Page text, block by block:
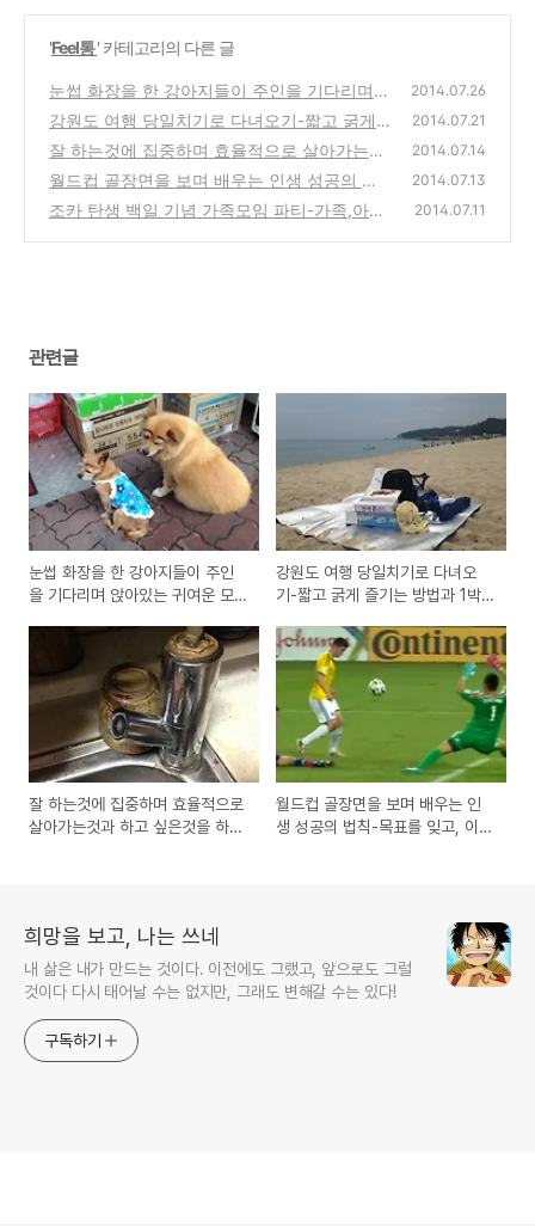
'Feel통' 카테고리의 다른 글
눈썹 화장을 한 강아지들이 주인을 기다리며
앉아있는 귀여운 모습 동영상
(2)
2014.07.26
강원도 여행 당일치기로 다녀오기-짧고 굵게
즐기는 방법과 1박2일과 비교, 장단점
(2)
2014.07.21
잘 하는것에 집중하며 효율적으로 살아가는것
과 하고 싶은것을 하면서 사는 삶
(0)
2014.07.14
월드컵 골장면을 보며 배우는 인생 성공의 법
칙-목표를 잊고, 이 순간에 집중하자!
(0)
2014.07.13
조카 탄생 백일 기념 가족모임 파티-가족,아이
2014.07.11
관련글
눈썹 화장을 한 강아지들이 주인
을 기다리며 앉아있는 귀여운 모
강원도 여행 당일치기로 다녀오
기-짧고 굵게 즐기는 방법과 1박2
잘 하는것에 집중하며 효율적으로
살아가는것과 하고 싶은것을 하면
월드컵 골장면을 보며 배우는 인
생 성공의 법칙-목표를 잊고, 이
희망을 보고, 나는 쓰네
내 삶은 내가 만드는 것이다. 이전에도 그랬고, 앞으로도 그럴
것이다 다시 태어날 수는 없지만, 그래도 변해갈 수는 있다!
구독하기